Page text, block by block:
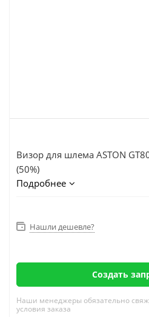
Визор для шлема ASTON
(50%)
Подробнее
Нашли дешевле?
Создать
Наши менеджеры обязательно
условия заказа